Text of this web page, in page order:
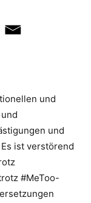
und
und
ist verstörend
#MeToo-